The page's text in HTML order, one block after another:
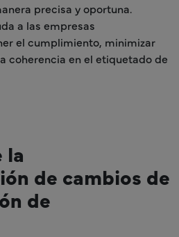
precisa y oportuna.
a las empresas
el cumplimiento, minimizar
coherencia en el etiquetado de
la
de cambios de
de